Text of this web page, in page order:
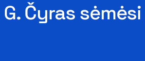
Čyras